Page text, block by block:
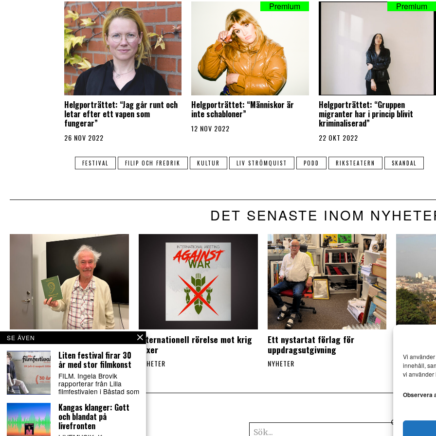
Vi
innehåll,
vi använder
Observera
Helgporträttet: “Jag går runt och
letar efter ett vapen som
fungerar”
26 NOV 2022
Helgporträttet: “Människor är
inte schabloner”
12 NOV 2022
Helgporträttet: “Gruppen
migranter har i princip blivit
kriminaliserad”
22 OKT 2022
FESTIVAL FILIP OCH FREDRIK KULTUR LIV STRÖMQUIST PODD RIKSTEATERN SKANDAL
DET SENASTE INOM
”Gud i örat” ‒ möt författaren
Johan Fellenius
NYHETER
Internationell rörelse mot krig
växer
NYHETER
Ett nystartat förlag för
uppdragsutgivning
NYHETER
Uganda
NYHETER
SE ÄVEN
Liten festival firar 30
år med stor filmkonst
FILM. Ingela Brovik
rapporterar från Lilla
filmfestivalen i Båstad som
Kangas klanger: Gott
och blandat på
livefronten